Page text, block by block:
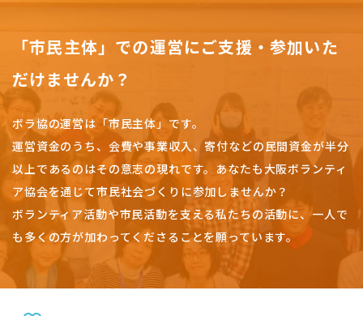
「市民主体」での運営にご支援・参加いた
だけませんか？
ボラ協の運営は「市民主体」です。
運営資金のうち、会費や事業収入、寄付などの民間資金が半分
以上であるのはその意志の現れです。 あなたも大阪ボランティ
ア協会を通じて市民社会づくりに参加しませんか？
ボランティア活動や市民活動を支える私たちの活動に、一人で
も多くの方が加わってくださることを願っています。